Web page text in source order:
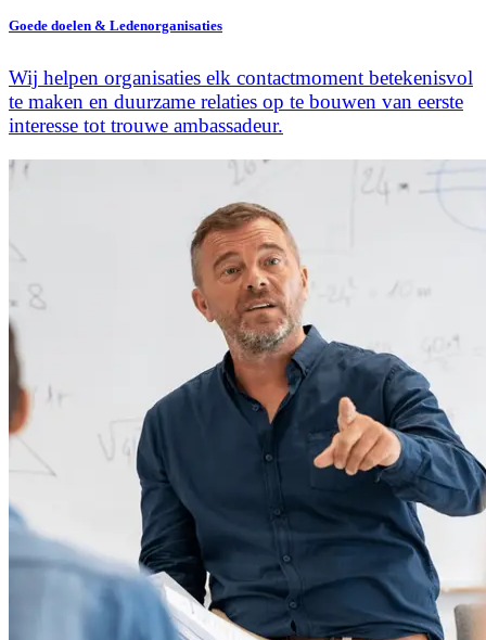
Goede doelen & Ledenorganisaties
Wij helpen organisaties elk contactmoment betekenisvol
te maken en duurzame relaties op te bouwen van eerste
interesse tot trouwe ambassadeur.